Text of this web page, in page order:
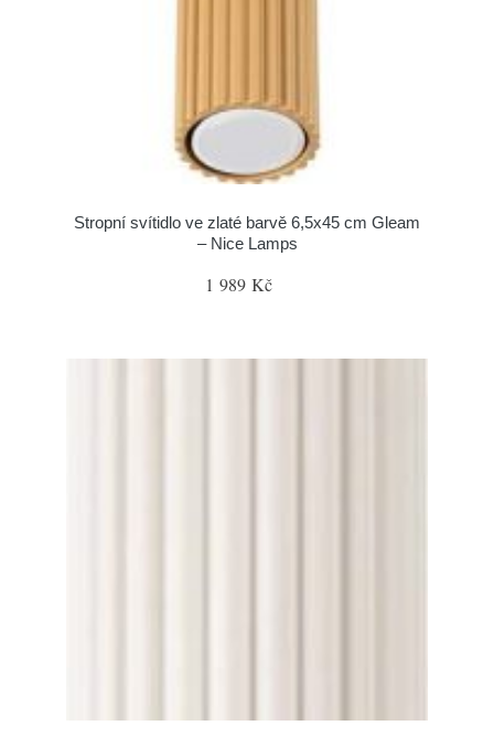
Stropní svítidlo ve zlaté barvě 6,5x45 cm Gleam
– Nice Lamps
1 989 Kč